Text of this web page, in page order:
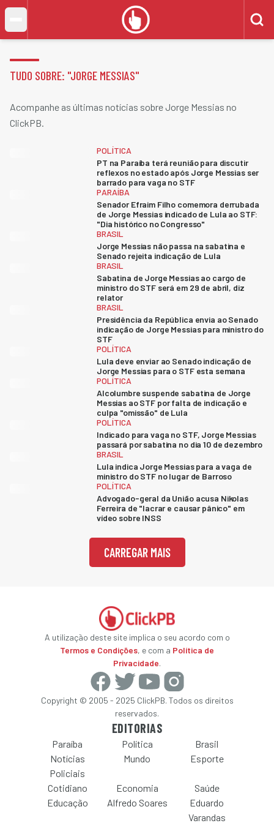
TUDO SOBRE: "JORGE MESSIAS"
Acompanhe as últimas notícias sobre Jorge Messias no
ClickPB.
POLÍTICA
PT na Paraíba terá reunião para discutir
reflexos no estado após Jorge Messias ser
barrado para vaga no STF
PARAÍBA
Senador Efraim Filho comemora derrubada
de Jorge Messias indicado de Lula ao STF:
"Dia histórico no Congresso"
BRASIL
Jorge Messias não passa na sabatina e
Senado rejeita indicação de Lula
BRASIL
Sabatina de Jorge Messias ao cargo de
ministro do STF será em 29 de abril, diz
relator
BRASIL
Presidência da República envia ao Senado
indicação de Jorge Messias para ministro do
STF
POLÍTICA
Lula deve enviar ao Senado indicação de
Jorge Messias para o STF esta semana
POLÍTICA
Alcolumbre suspende sabatina de Jorge
Messias ao STF por falta de indicação e
culpa "omissão" de Lula
POLÍTICA
Indicado para vaga no STF, Jorge Messias
passará por sabatina no dia 10 de dezembro
BRASIL
Lula indica Jorge Messias para a vaga de
ministro do STF no lugar de Barroso
POLÍTICA
Advogado-geral da União acusa Nikolas
Ferreira de "lacrar e causar pânico" em
vídeo sobre INSS
CARREGAR MAIS
A utilização deste site implica o seu acordo com o
Termos e Condições, e com a Política de
Privacidade.
Copyright © 2005 - 2025 ClickPB. Todos os direitos
reservados.
EDITORIAS
Paraíba Política
Brasil
Notícias
Policiais
Mundo Esporte
Cotidiano Economia
Saúde
Educação
Alfredo Soares
Eduardo
Varandas